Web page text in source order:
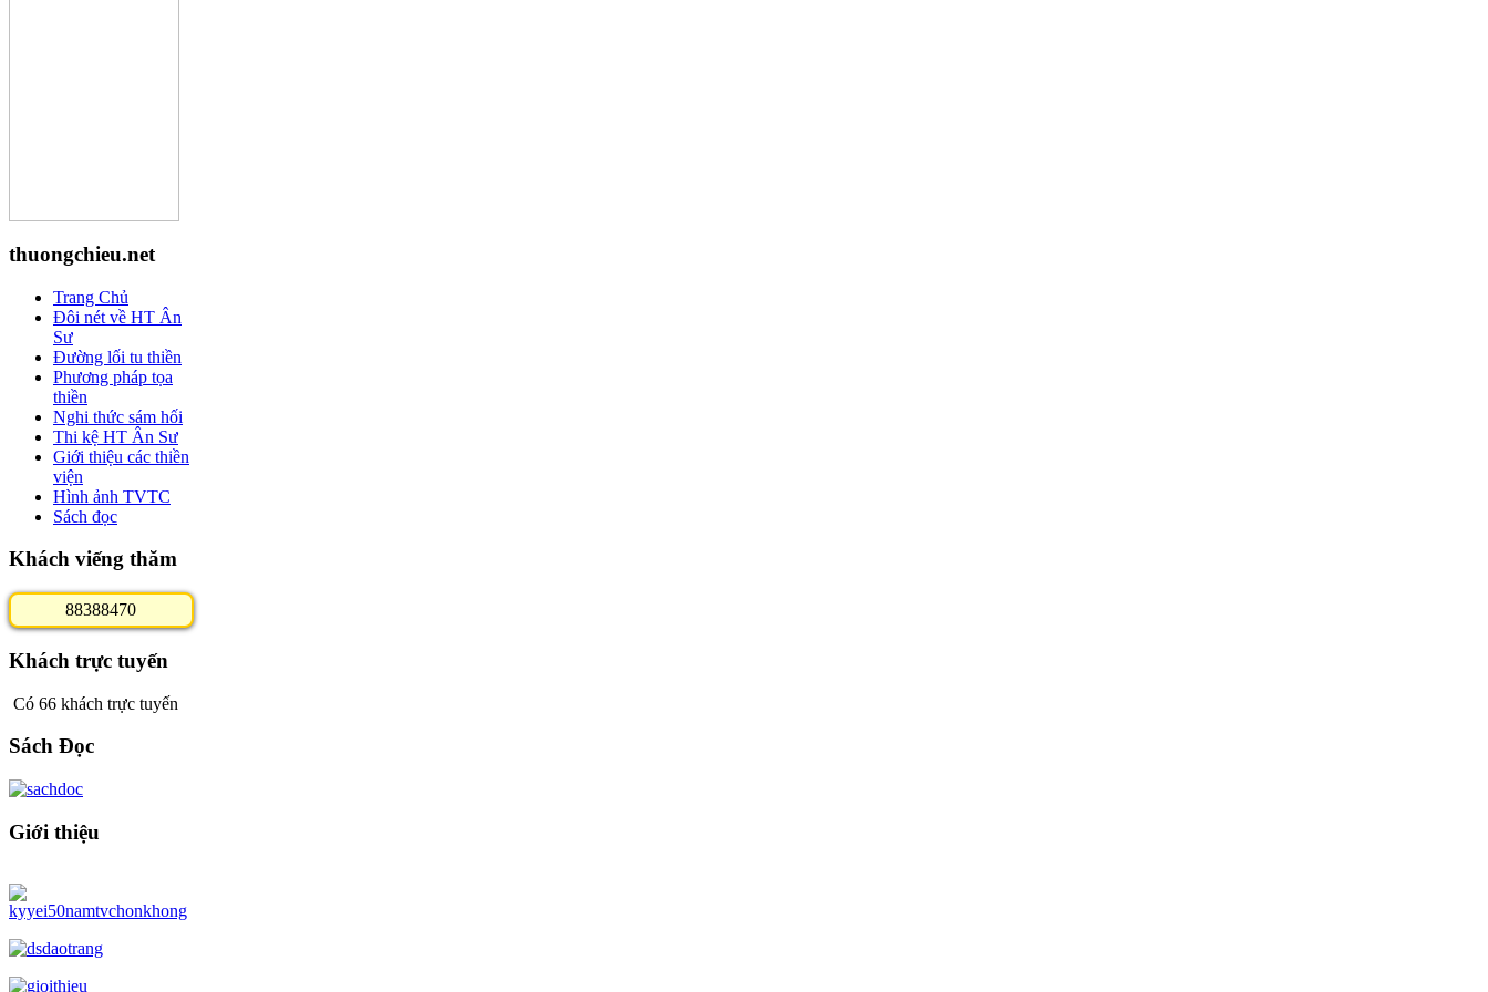
thuongchieu.net
Trang Chủ
Đôi nét về HT Ân
Sư
Đường lối tu thiền
Phương pháp tọa
thiền
Nghi thức sám hối
Thi kệ HT Ân Sư
Giới thiệu các thiền
viện
Hình ảnh TVTC
Sách đọc
Khách viếng thăm
88388470
Khách trực tuyến
Có 66 khách trực tuyến
Sách Đọc
Giới thiệu